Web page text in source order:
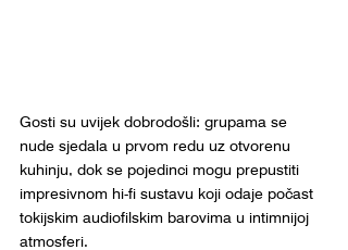
Gosti su uvijek dobrodošli: grupama se
nude sjedala u prvom redu uz otvorenu
kuhinju, dok se pojedinci mogu prepustiti
impresivnom hi-fi sustavu koji odaje počast
tokijskim audiofilskim barovima u intimnijoj
atmosferi.